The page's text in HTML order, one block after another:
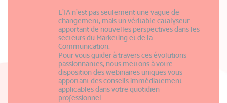
L'IA n'est pas seulement une vague de
changement, mais un véritable catalyseur
apportant de nouvelles perspectives dans les
secteurs du Marketing et de la
Communication.
Pour vous guider à travers ces évolutions
passionnantes, nous mettons à votre
disposition des webinaires uniques vous
apportant des conseils immédiatement
applicables dans votre quotidien
professionnel.